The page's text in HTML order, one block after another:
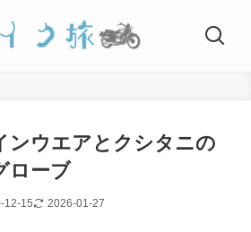
ンウエアとクシタニの
ローブ
12-15 2026-01-27